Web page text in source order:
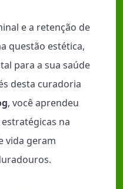
e a retenção de
questão estética,
para a sua saúde
desta curadoria
, você aprendeu
na
vida geram